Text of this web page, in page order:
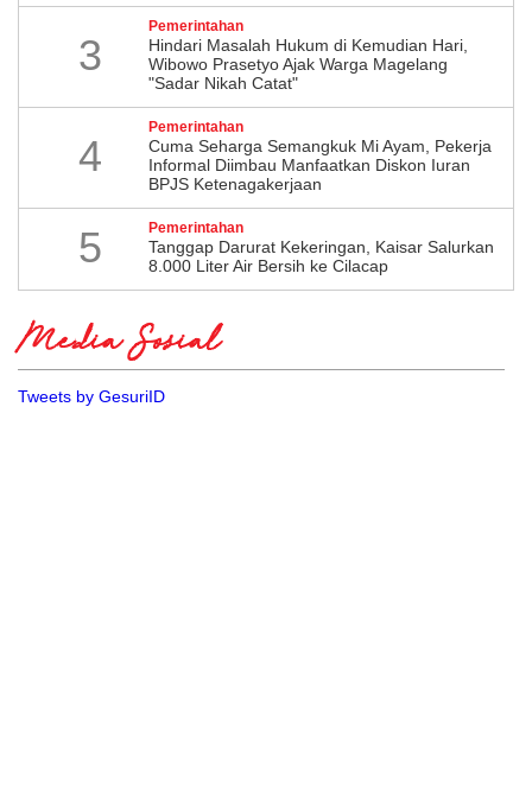
3
Pemerintahan
Hindari Masalah Hukum di Kemudian Hari,
Wibowo Prasetyo Ajak Warga Magelang
"Sadar Nikah Catat"
4
Pemerintahan
Cuma Seharga Semangkuk Mi Ayam, Pekerja
Informal Diimbau Manfaatkan Diskon Iuran
BPJS Ketenagakerjaan
5 Pemerintahan
Tanggap Darurat Kekeringan, Kaisar Salurkan
8.000 Liter Air Bersih ke Cilacap
Media Sosial
Tweets by GesuriID